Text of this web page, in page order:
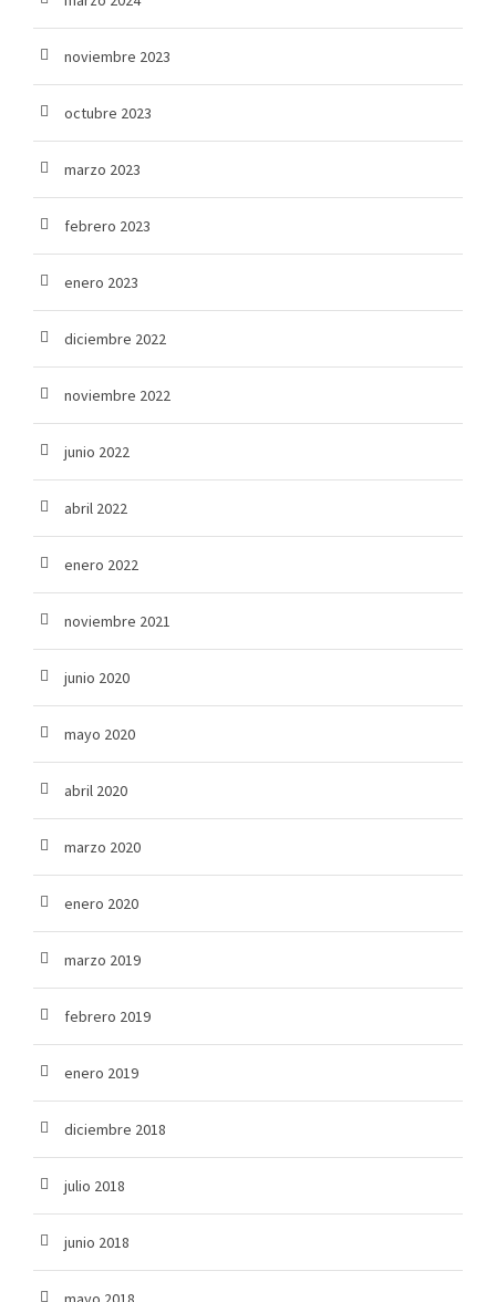
noviembre 2023
octubre 2023
marzo 2023
febrero 2023
enero 2023
diciembre 2022
noviembre 2022
junio 2022
abril 2022
enero 2022
noviembre 2021
junio 2020
mayo 2020
abril 2020
marzo 2020
enero 2020
marzo 2019
febrero 2019
enero 2019
diciembre 2018
julio 2018
junio 2018